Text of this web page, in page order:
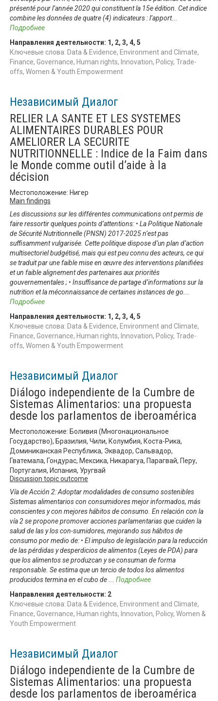
présenté pour l’année 2020 qui constituent la 15e édition. Cet indice
combine les données de quatre (4) indicateurs : l’apport...
Подробнее
Направления деятельности: 1 , 2, 3, 4, 5
Ключевые слова: Data & Evidence, Environment and Climate,
Finance, Governance, Human rights, Innovation, Policy, Trade-
offs, Women & Youth Empowerment
Независимый Диалог
RELIER LA SANTE ET LES SYSTEMES
ALIMENTAIRES DURABLES POUR
AMELIORER LA SECURITE
NUTRITIONNELLE : Indice de la Faim dans
le Monde comme outil d’aide à la
décision
Местоположение: Нигер
Main findings
Les discussions sur les différentes communications ont permis de
faire ressortir quelques points d’attentions: • La Politique Nationale
de Sécurité Nutritionnelle (PNSN) 2017-2025 n’est pas
suffisamment vulgarisée. Cette politique dispose d’un plan d’action
multisectoriel budgétisé, mais qui est peu connu des acteurs, ce qui
se traduit par une faible mise en œuvre des interventions planifiées
et un faible alignement des partenaires aux priorités
gouvernementales ; • Insuffisance de partage d’informations sur la
nutrition et la méconnaissance de certaines instances de go
Подробнее
Направления деятельности: 1 , 2, 3, 4, 5
Ключевые слова: Data & Evidence, Environment and Climate,
Finance, Governance, Human rights, Innovation, Policy, Trade-
offs, Women & Youth Empowerment
Независимый Диалог
Diálogo independiente de la Cumbre de
Sistemas Alimentarios: una propuesta
desde los parlamentos de iberoamérica
Местоположение: Боливия (Многонациональное
Государство), Бразилия, Чили, Колумбия, Коста-Рика,
Доминиканская Республика, Эквадор, Сальвадор,
Гватемала, Гондурас, Мексика, Никарагуа, Парагвай, Перу,
Португалия, Испания, Уругвай
Discussion topic outcome
Vía de Acción 2: Adoptar modalidades de consumo sostenibles
Sistemas alimentarios con consumidores mejor informados, más
conscientes y con mejores hábitos de consumo. En relación con la
vía 2 se propone promover acciones parlamentarias que cuiden la
salud de las y los con-sumidores, mejorando sus hábitos de
consumo por medio de: • El impulso de legislación para la reducción
de las pérdidas y desperdicios de alimentos (Leyes de PDA) para
que los alimentos se produzcan y se consuman de forma
responsable. Se estima que un tercio de todos los alimentos
producidos termina en el cubo de
Подробнее
Направления деятельности: 2
Ключевые слова: Data & Evidence, Environment and Climate,
Finance, Governance, Human rights, Innovation, Policy, Women &
Youth Empowerment
Независимый Диалог
Diálogo independiente de la Cumbre de
Sistemas Alimentarios: una propuesta
desde los parlamentos de iberoamérica